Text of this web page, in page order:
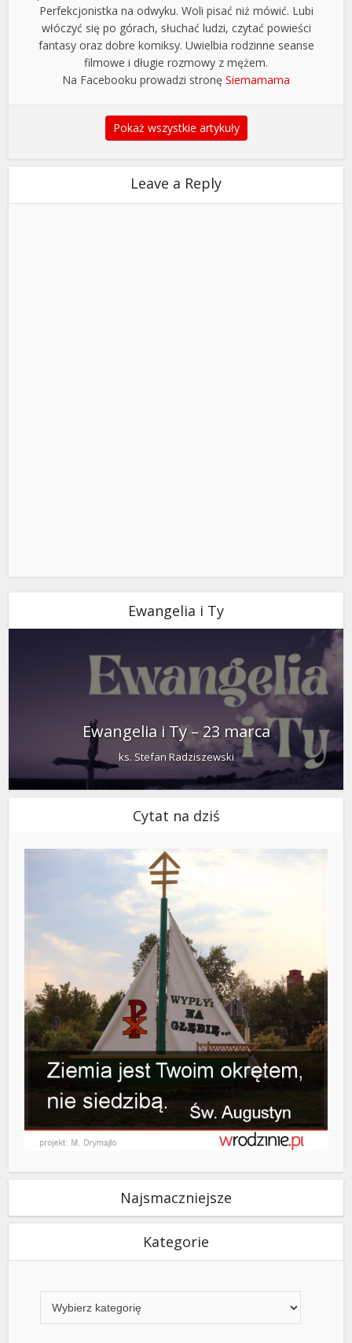
Perfekcjonistka na odwyku. Woli pisać niż mówić. Lubi
włóczyć się po górach, słuchać ludzi, czytać powieści
fantasy oraz dobre komiksy. Uwielbia rodzinne seanse
filmowe i długie rozmowy z mężem.
Na Facebooku prowadzi stronę Siemamama
Pokaż wszystkie artykuły
Leave a Reply
Ewangelia i Ty
Ewangelia i Ty – 23 marca
ks. Stefan Radziszewski
Cytat na dziś
Najsmaczniejsze
Kategorie